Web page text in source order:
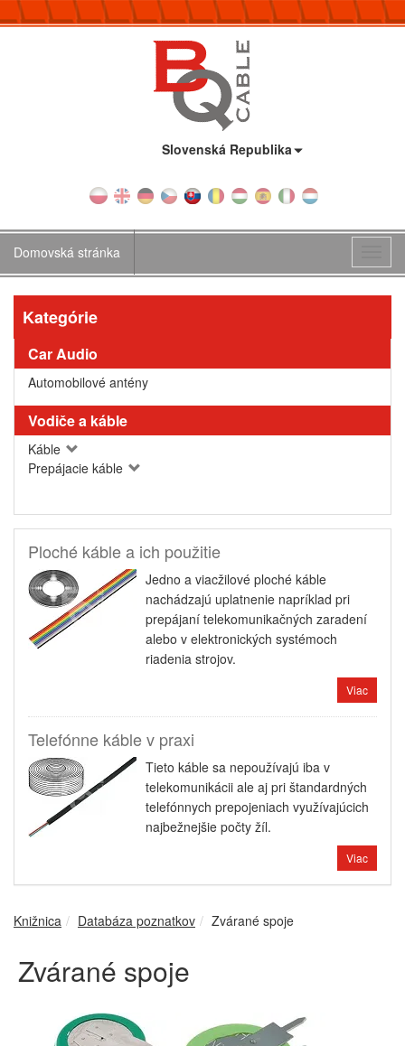
Slovenská Republika
Domovská stránka
Kategórie
Car Audio
Automobilové antény
Vodiče a káble
Káble
Prepájacie káble
Ploché káble a ich použitie
Jedno a viacžilové ploché káble
nachádzajú uplatnenie napríklad pri
prepájaní telekomunikačných zaradení
alebo v elektronických systémoch
riadenia strojov.
Viac
Telefónne káble v praxi
Tieto káble sa nepoužívajú iba v
telekomunikácii ale aj pri štandardných
telefónnych prepojeniach využívajúcich
najbežnejšie počty žíl.
Viac
Knižnica Databáza poznatkov Zvárané spoje
Zvárané spoje